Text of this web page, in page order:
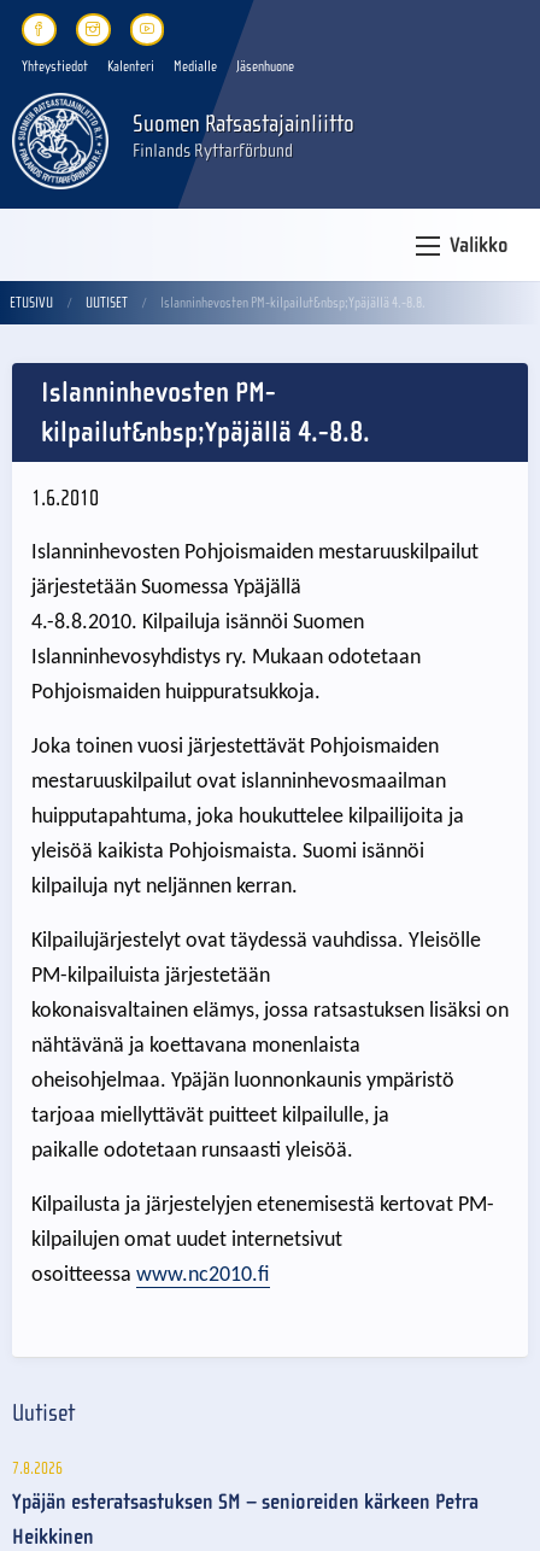
Yhteystiedot Kalenteri Medialle Jäsenhuone
Suomen Ratsastajainliitto
Finlands Ryttarförbund
Valikko
ETUSIVU UUTISET Islanninhevosten PM-kilpailut&nbsp;Ypäjällä 4.-8.8.
Islanninhevosten PM-
kilpailut&nbsp;Ypäjällä 4.-8.8.
1.6.2010
Islanninhevosten Pohjoismaiden mestaruuskilpailut
järjestetään Suomessa Ypäjällä
4.-8.8.2010. Kilpailuja isännöi Suomen
Islanninhevosyhdistys ry. Mukaan odotetaan
Pohjoismaiden huippuratsukkoja.
Joka toinen vuosi järjestettävät Pohjoismaiden
mestaruuskilpailut ovat islanninhevosmaailman
huipputapahtuma, joka houkuttelee kilpailijoita ja
yleisöä kaikista Pohjoismaista. Suomi isännöi
kilpailuja nyt neljännen kerran.
Kilpailujärjestelyt ovat täydessä vauhdissa. Yleisölle
PM-kilpailuista järjestetään
kokonaisvaltainen elämys, jossa ratsastuksen lisäksi on
nähtävänä ja koettavana monenlaista
oheisohjelmaa. Ypäjän luonnonkaunis ympäristö
tarjoaa miellyttävät puitteet kilpailulle, ja
paikalle odotetaan runsaasti yleisöä.
Kilpailusta ja järjestelyjen etenemisestä kertovat PM-
kilpailujen omat uudet internetsivut
osoitteessa www.nc2010.fi
Uutiset
7.8.2026
Ypäjän esteratsastuksen SM – senioreiden kärkeen Petra
Heikkinen